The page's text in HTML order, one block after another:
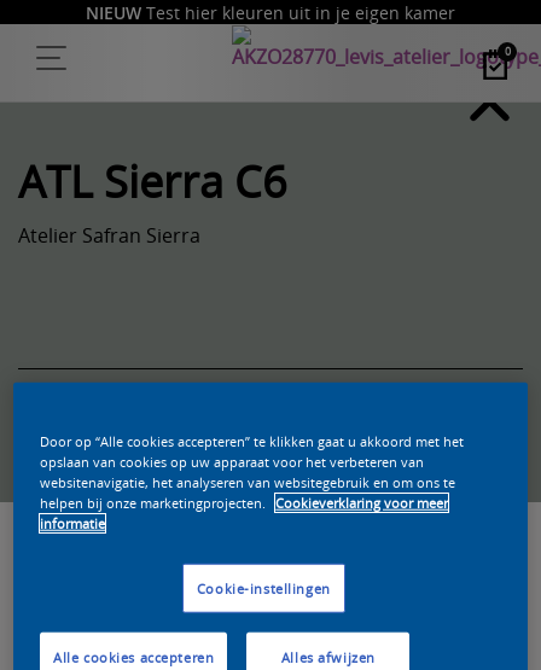
NIEUW Test hier kleuren uit in je eigen kamer
0
ATL Sierra C6
Atelier Safran Sierra
Zoek een product in deze kleur
ATL Sierra E2
Door op “Alle cookies accepteren” te klikken gaat u akkoord met het
opslaan van cookies op uw apparaat voor het verbeteren van
websitenavigatie, het analyseren van websitegebruik en om ons te
helpen bij onze marketingprojecten.
Cookieverklaring voor meer
informatie
Cookie-instellingen
Alles afwijzen
Alle cookies accepteren